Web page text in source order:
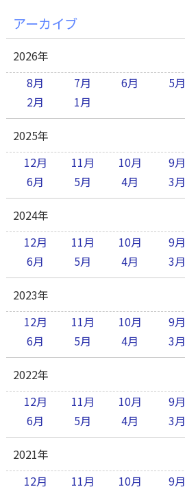
アーカイブ
2026年
8月
7月 6月 5月
2月
1月
2025年
12月
11月 10月 9月
6月
5月 4月 3月
2024年
12月
11月 10月 9月
6月
5月 4月 3月
2023年
12月
11月 10月 9月
6月
5月 4月 3月
2022年
12月
11月 10月 9月
6月
5月 4月 3月
2021年
12月
11月 10月 9月